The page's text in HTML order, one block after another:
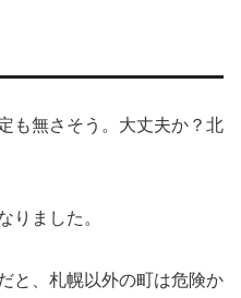
も無さそう。大丈夫か？北
りました。
と、札幌以外の町は危険か